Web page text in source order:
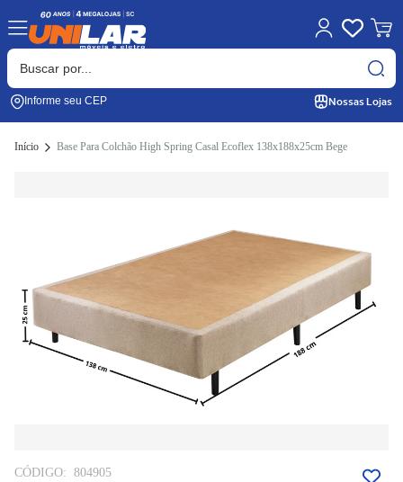
Informe seu CEP Nossas Lojas
Início Base Para Colchão High Spring Casal Ecoflex 138x188x25cm Bege
CÓDIGO: 804905